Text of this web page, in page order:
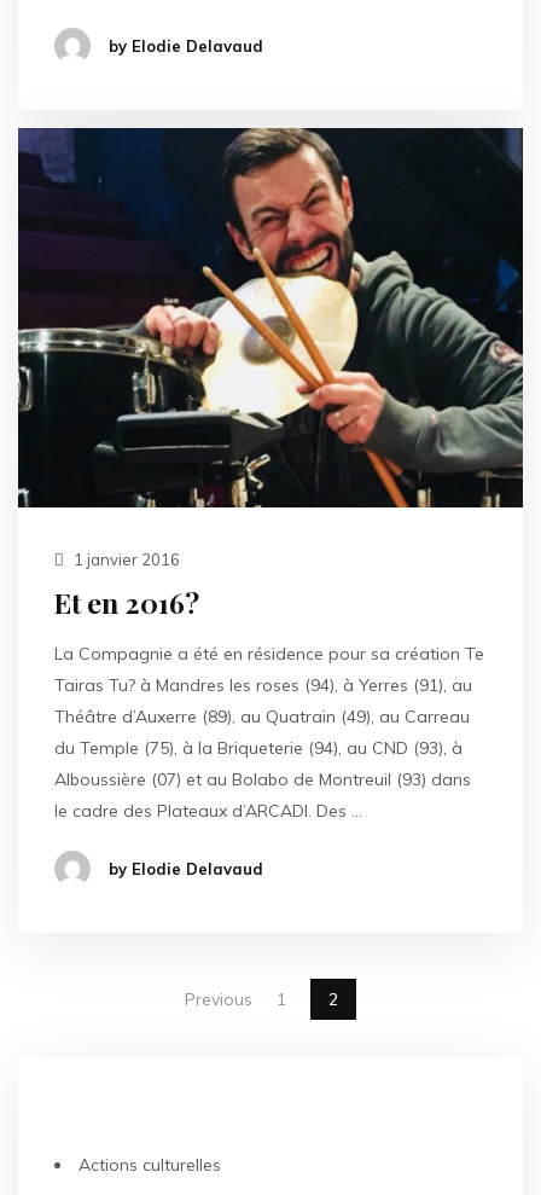
by Elodie Delavaud
1 janvier 2016
Et en 2016?
La Compagnie a été en résidence pour sa création Te
Tairas Tu? à Mandres les roses (94), à Yerres (91), au
Théâtre d’Auxerre (89), au Quatrain (49), au Carreau
du Temple (75), à la Briqueterie (94), au CND (93), à
Alboussière (07) et au Bolabo de Montreuil (93) dans
le cadre des Plateaux d’ARCADI. Des …
by Elodie Delavaud
Previous 1 2
Actions culturelles